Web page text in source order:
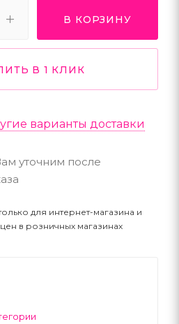
В КОРЗИНУ
В 1 КЛИК
варианты доставки
уточним после
для интернет-магазина и
в розничных магазинах